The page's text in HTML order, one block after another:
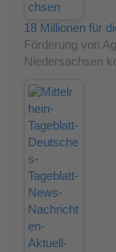
18 Millionen für
Förderung von
Niedersachsen